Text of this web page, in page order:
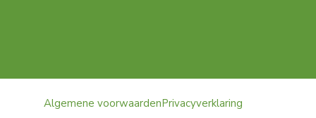
Algemene voorwaardenPrivacyverklaring